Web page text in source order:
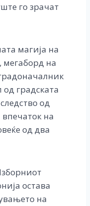
го зрачат
магија на
мегаборд на
од градската
од
на
од два
остава
на